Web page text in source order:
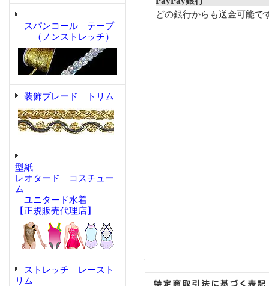
スパンコール テープ
（ノンストレッチ）
装飾ブレード トリム
型紙
レオタード コスチュー
ム
ユニタード水着
【正規販売代理店】
ストレッチ レースト
リム
どの銀行からも送金可能で